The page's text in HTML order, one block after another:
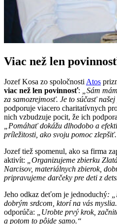
Viac než len
Jozef Kosa zo spoločnostiAtos
viac než len povinnosť: „Sám
za samozrejmosť. Je to súčasť
podporuje viacero charitatívnych
nich vzbudzuje pocit, že ich
„Pomáhať dokážu dlhodobo a
príležitosti, ako svoju pomoc
Jozef tiež spomenul, ako sa firma
aktivít: „Organizujeme zbierku
Narcisov, materiálnych zbierok,
pripravujeme darčeky pre deti z
Jeho odkaz deťom je jednoduchý:
dobrým srdcom, ktorí na vás
odporúča: „Urobte prvý krok,
a potom to pôjde samo.“